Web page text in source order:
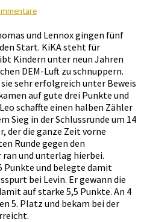
und Lennox gingen fünf
Start. KiKA steht für
Kindern unter neun Jahren
DEM-Luft zu schnuppern.
sie sehr erfolgreich unter Beweis
auf gute drei Punkte und
schaffte einen halben Zähler
Sieg in der Schlussrunde um 14
der die ganze Zeit vorne
Runde gegen den
ran und unterlag hierbei.
Punkte und belegte damit
bei Levin. Er gewann die
auf starke 5,5 Punkte. An 4
5. Platz und bekam bei der